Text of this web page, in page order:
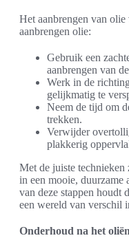
Het aanbrengen van
aanbrengen olie:
Gebruik een
aanbrengen van
Werk in de
gelijkmatig te
Neem de tijd om
trekken.
Verwijder
plakkerig
Met de juiste technieken
in een mooie,
van deze stappen houdt
een wereld van verschil
Onderhoud na het